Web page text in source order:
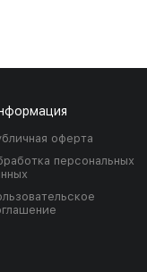
оферта
персональных